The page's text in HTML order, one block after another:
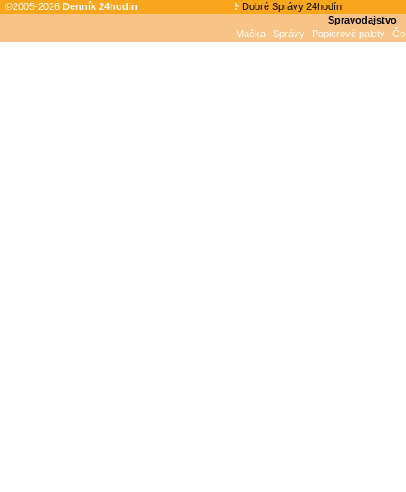
©2005-2026 Denník 24hodin
Dobré Správy 24hodín
Spravodajstvo
Mačka
Správy Papierové palety